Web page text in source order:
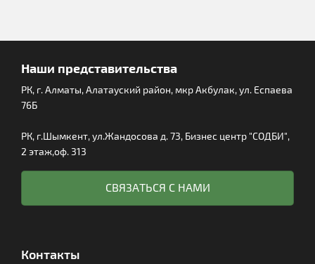
Контакты
Наши представительства
РК, г. Алматы, Алатауский район, мкр Акбулак, ул. Еспаева
76Б
РК, г.Шымкент, ул.Жандосова д. 73, Бизнес центр "СОДБИ",
2 этаж,оф. 313
СВЯЗАТЬСЯ С НАМИ